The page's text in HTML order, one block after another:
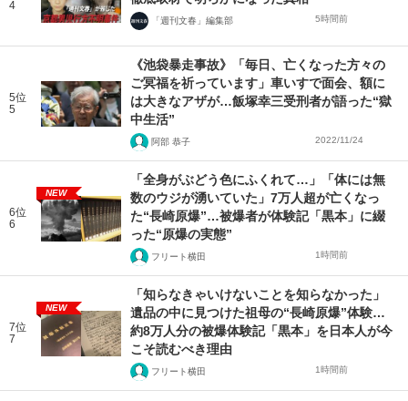
4
「週刊文春」編集部 5時間前
5位
5
《池袋暴走事故》「毎日、亡くなった方々の
ご冥福を祈っています」車いすで面会、額に
は大きなアザが…飯塚幸三受刑者が語った“獄
中生活”
阿部 恭子 2022/11/24
6位
6
NEW
「全身がぶどう色にふくれて…」「体には無
数のウジが湧いていた」7万人超が亡くなっ
た“長崎原爆”…被爆者が体験記「黒本」に綴
った“原爆の実態”
フリート横田 1時間前
7位
7
NEW
「知らなきゃいけないことを知らなかった」
遺品の中に見つけた祖母の“長崎原爆”体験…
約8万人分の被爆体験記「黒本」を日本人が今
こそ読むべき理由
フリート横田 1時間前